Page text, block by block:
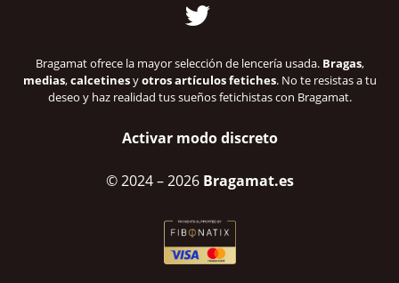
Bragamat ofrece la mayor selección de lencería usada. Bragas,
medias,calcetinesyotros artículos fetiches. No te resistas a tu
deseo y haz realidad tus sueños fetichistas con Bragamat.
Activar modo discreto
© 2024– 2026 Bragamat.es